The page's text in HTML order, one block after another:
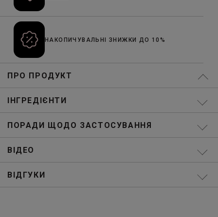
НАКОПИЧУВАЛЬНІ ЗНИЖКИ ДО 10%
ПРО ПРОДУКТ
ІНГРЕДІЄНТИ
ПОРАДИ ЩОДО ЗАСТОСУВАННЯ
ВІДЕО
ВІДГУКИ